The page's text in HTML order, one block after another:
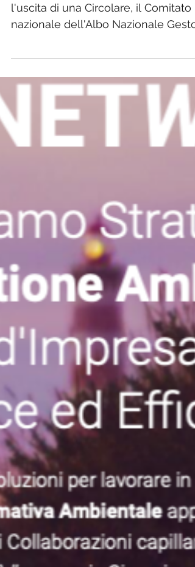
l'uscita di una Circolare, il Comitato
nazionale dell'Albo Nazionale